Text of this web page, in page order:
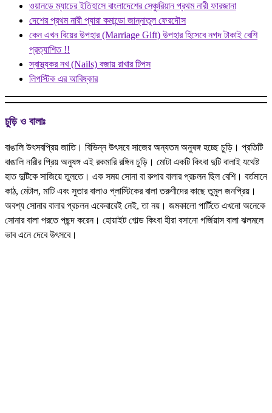
ওয়ানডে ম্যাচের ইতিহাসে বাংলাদেশের সেঞ্চুরিয়ান প্রথম নারী ফারজানা
দেশের প্রথম নারী প্যারা কমান্ডো জান্নাতুল ফেরদৌস
কেন এখন বিয়ের উপহার (Marriage Gift) উপহার হিসেবে নগদ টাকাই বেশি
প্রত্যাশিত !!
স্বাস্থ্যকর নখ (Nails) বজায় রাখার টিপস
লিপস্টিক এর আবিষ্কার
চুড়ি ও বালাঃ
বাঙালি উৎসবপ্রিয় জাতি। বিভিন্ন উৎসবে সাজের অন্যতম অনুষঙ্গ হচ্ছে চুড়ি। প্রতিটি
বাঙালি নারীর প্রিয় অনুষঙ্গ এই রকমারি রঙ্গিন চুড়ি। মোটা একটি কিংবা দুটি বালাই যথেষ্ট
হাত দুটিকে সাজিয়ে তুলতে। এক সময় সোনা বা রুপার বালার প্রচলন ছিল বেশি। বর্তমানে
কাঠ, মেটাল, মাটি এবং সুতার বালাও প্লাস্টিকের বালা তরুণীদের কাছে তুমুল জনপ্রিয়।
অবশ্য সোনার বালার প্রচলন একেবারেই নেই, তা নয়। জমকালো পার্টিতে এখনো অনেকে
সোনার বালা পরতে পছন্দ করেন। হোয়াইট গোল্ড কিংবা হীরা বসানো গর্জিয়াস বালা ঝলমলে
ভাব এনে দেবে উৎসবে।